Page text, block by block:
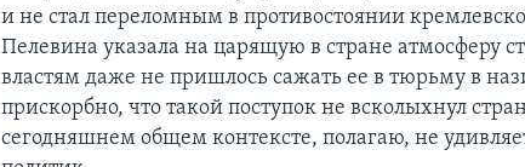
и не стал переломным в противостоянии
Пелевина указала на царящую в стране атмосферу
властям даже не пришлось сажать ее в тюрьму в
прискорбно, что такой поступок не всколыхнул
сегодняшнем общем контексте, полагаю, не